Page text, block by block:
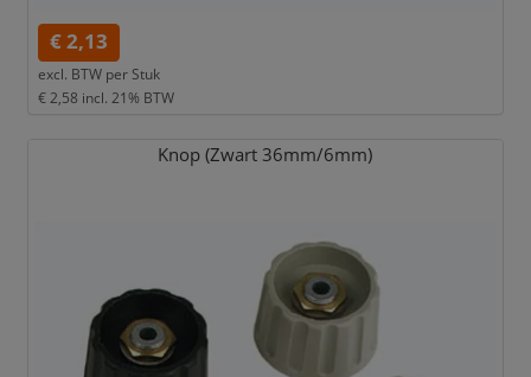
€ 2,13
excl. BTW per Stuk
€ 2,58 incl. 21% BTW
Knop (Zwart 36mm/6mm)